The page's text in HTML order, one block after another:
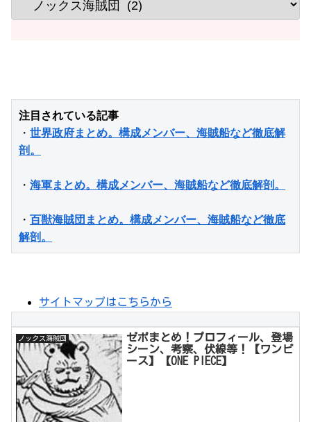
注目されている記事
・ 世界政府まとめ。構成メンバー、海賊船など徹底解
剖。
・ 海軍まとめ。構成メンバー、海賊船など徹底解剖。
・ 百獣海賊団まとめ。構成メンバー、海賊船など徹底
解剖。
サイトマップはこちらから
ノックス海賊団
ゼポまとめ！プロフィール、登場
シーン、考察、伏線等！【ワンピ
ース】【ONE PIECE】